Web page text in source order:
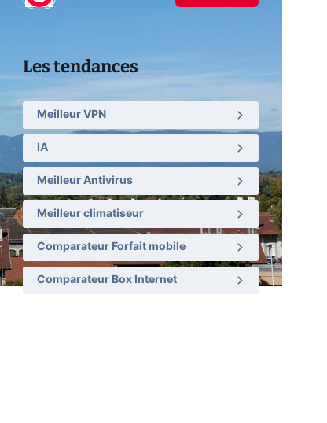
Les tendances
Meilleur VPN
IA
Meilleur Antivirus
Meilleur climatiseur
Comparateur Forfait mobile
Comparateur Box Internet